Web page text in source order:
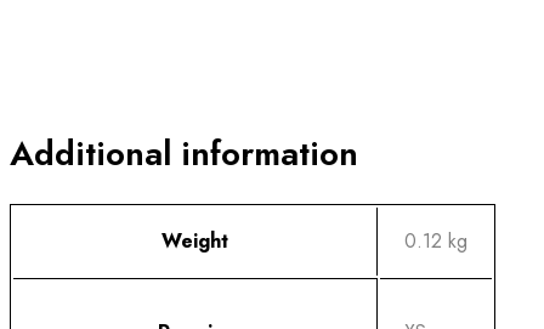
Additional information
Weight 0.12 kg